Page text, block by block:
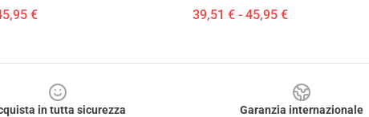
€ 39,51 € - 45,95 €
in tutta sicurezza
Garanzia internazionale